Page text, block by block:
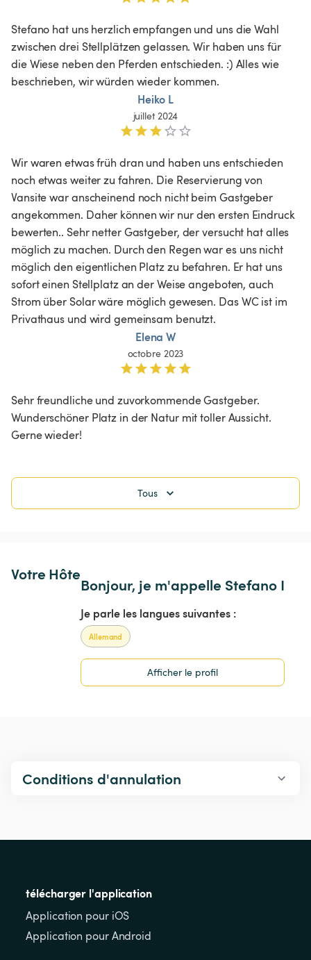
Stefano hat uns herzlich empfangen und uns die Wahl
zwischen drei Stellplätzen gelassen. Wir haben uns für
die Wiese neben den Pferden entschieden. :) Alles wie
beschrieben, wir würden wieder kommen.
Heiko L
juillet 2024
Wir waren etwas früh dran und haben uns entschieden
noch etwas weiter zu fahren. Die Reservierung von
Vansite war anscheinend noch nicht beim Gastgeber
angekommen. Daher können wir nur den ersten Eindruck
bewerten.. Sehr netter Gastgeber, der versucht hat alles
möglich zu machen. Durch den Regen war es uns nicht
möglich den eigentlichen Platz zu befahren. Er hat uns
sofort einen Stellplatz an der Weise angeboten, auch
Strom über Solar wäre möglich gewesen. Das WC ist im
Privathaus und wird gemeinsam benutzt.
Elena W
octobre 2023
Sehr freundliche und zuvorkommende Gastgeber.
Wunderschöner Platz in der Natur mit toller Aussicht.
Gerne wieder!
Tous
Votre Hôte
Bonjour, je m'appelle Stefano I
Je parle les langues suivantes :
Allemand
Afficher le profil
Conditions d'annulation
télécharger l'application
Application pour iOS
Application pour Android